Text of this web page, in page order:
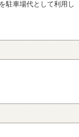
駐車場代として利用し